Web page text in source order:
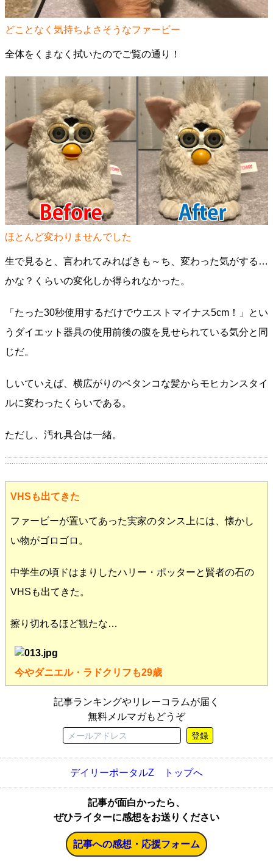
どことなく気持ちよさそうなファービー
全体をくまなく拭いたのでご覧の通り！
ほとんど変わりませんでした
生で見ると、言われてみればきも～ち、変わった気がする…
かな？くらいの変化しか得られなかった。
「たった30秒使用するだけでウエストマイナス5cm！」とい
うダイエット器具の使用前後の腹を見せられている気分と同
じだ。
しいていえば、横広がりのペタンコな髪からモヒカンスタイ
ルに変わったくらいである。
ただし、汚れ具合は一緒。
VHS も出てきた
ファービーが置いてあった実家のタンス上には、懐かし
い物がゴロゴロ。
中学生の頃ドはまりしたハリー・ポッターと賢者の石の
VHSも出てきた。
擦り切れるほど観たな…
今やダニエル・ラドクリフも29歳
記事ランキングやリレーコラムが届く
無料メルマガもどうぞ
登録
デイリーポータルZ トップへ
記事が面白かったら、
ぜひライターに感想をお送りください
記事への感想・応援フォーム